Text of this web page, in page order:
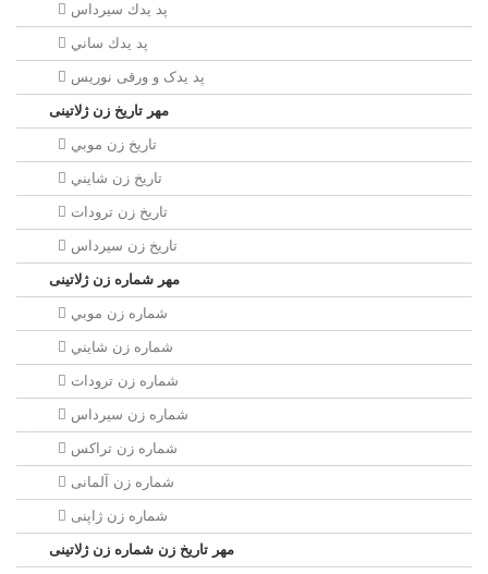
پد يدك سيرداس
پد يدك ساني
پد یدک و ورقی نوریس
مهر تاريخ زن ژلاتینی
تاريخ زن موبي
تاريخ زن شايني
تاريخ زن ترودات
تاريخ زن سيرداس
مهر شماره زن ژلاتینی
شماره زن موبي
شماره زن شايني
شماره زن ترودات
شماره زن سيرداس
شماره زن تراکس
شماره زن آلمانی
شماره زن ژاپنی
مهر تاریخ زن شماره زن ژلاتینی